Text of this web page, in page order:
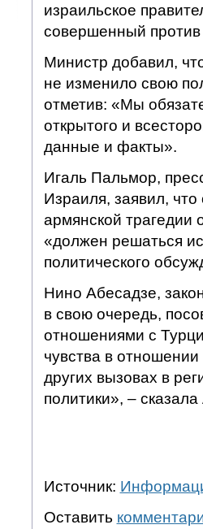
израильское
совершенный
Министр добавил,
не изменило свою
отметив: «Мы
открытого и
данные и факты».
Игаль Пальмор,
Израиля, заявил,
армянской трагедии
«должен решаться
политического
Нино Абесадзе,
в свою очередь,
отношениями с
чувства в
других вызовах в
политики», –
Источник:
Оставить